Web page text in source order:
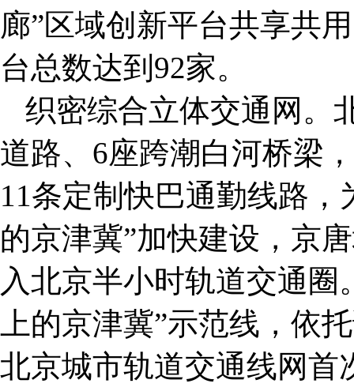
廊”区域创新平台共享共
台总数达到92家。
织密综合立体交通网。
道路、6座跨潮白河桥梁
11条定制快巴通勤线路
的京津冀”加快建设，京
入北京半小时轨道交通圈
上的京津冀”示范线，依
北京城市轨道交通线网首